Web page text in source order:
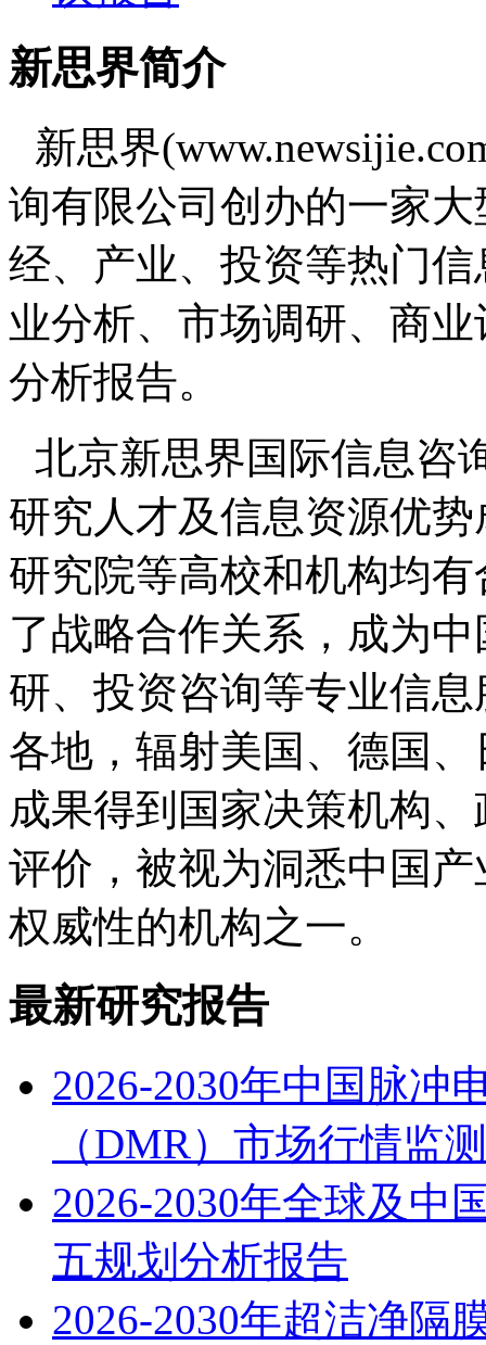
新思界简介
新思界
询有限公司创办的一家
经、产业、投资等热门
业分析、市场调研、商
分析报告。
北京新思界国际信息咨
研究人才及信息资源优
研究院等高校和机构均
了战略合作关系，成为
研、投资咨询等专业信
各地，辐射美国、德国
成果得到国家决策机构
评价，被视为洞悉中国
权威性的机构之一。
最新研究报告
2026-2030年中国脉冲
（DMR）市场行情监
2026-2030年全球及中
五规划分析报告
2026-2030年超洁净隔